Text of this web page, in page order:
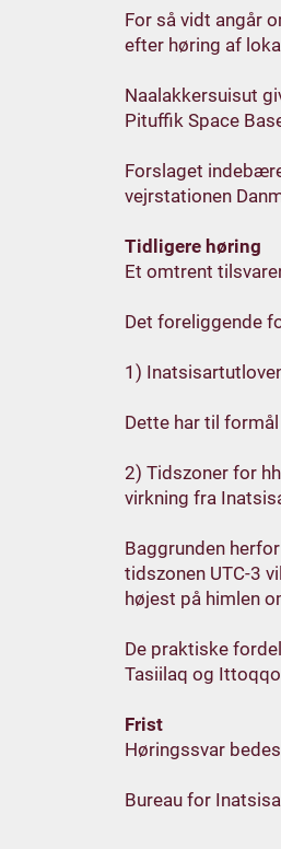
For så vidt angår
efter høring af
Naalakkersuisut
Pituffik Space
Forslaget
vejrstationen
Tidligere høring
Et omtrent
Det foreliggende
1)
Dette har til
2) Tidszoner for
virkning fra
Baggrunden
tidszonen UTC-3
højest på himlen
De praktiske
Tasiilaq og
Frist
Høringssvar
Bureau for